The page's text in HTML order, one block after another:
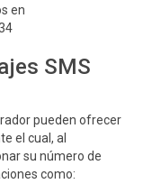
en
SMS
pueden ofrecer
el cual, al
su número de
como: